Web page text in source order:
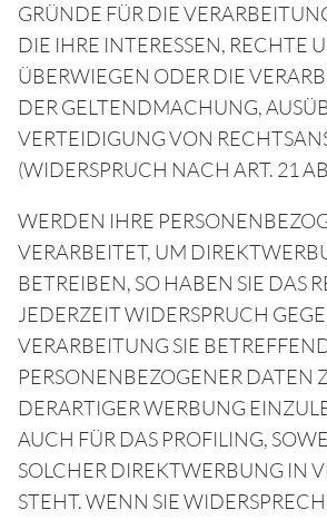
GRÜNDE FÜR DIE
DIE IHRE INTERESSEN, RECHTE
ÜBERWIEGEN ODER DIE
DER GELTENDMACHUNG,
VERTEIDIGUNG VON
(WIDERSPRUCH NACH ART. 21
WERDEN IHRE
VERARBEITET, UM
BETREIBEN, SO HABEN SIE DAS
JEDERZEIT WIDERSPRUCH
VERARBEITUNG SIE
PERSONENBEZOGENER DATEN
DERARTIGER WERBUNG
AUCH FÜR DAS PROFILING,
SOLCHER DIREKTWERBUNG IN
STEHT. WENN SIE